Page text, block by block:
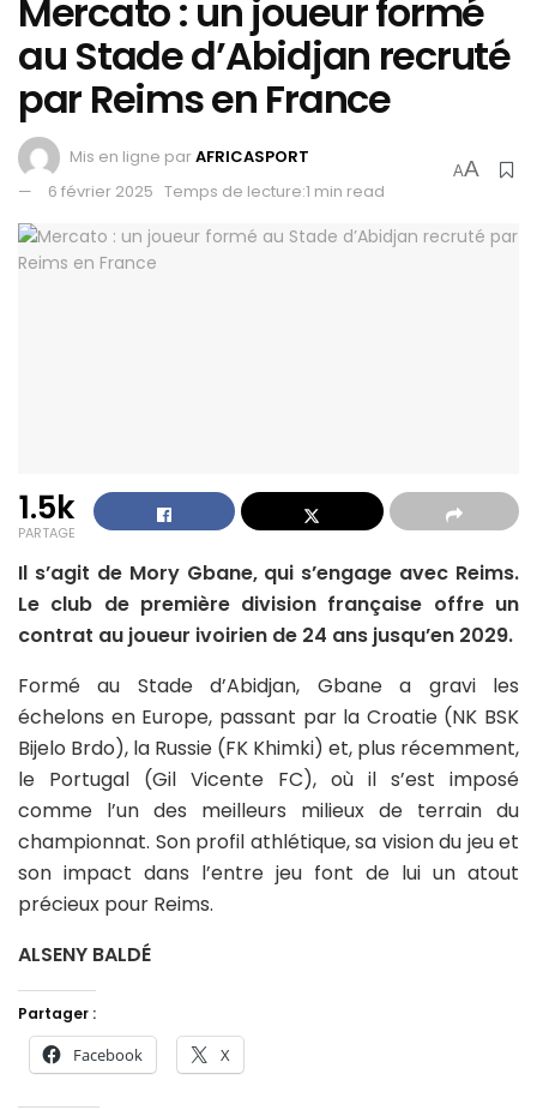
Mercato : un joueur formé
au Stade d’Abidjan recruté
par Reims en France
Mis en ligne parAFRICASPORT
6 février 2025 Temps de lecture:1 min read
AA
1.5k
PARTAGE
Il s’agit de Mory Gbane, qui s’engage avec Reims.
Le club de première division française offre un
contrat au joueur ivoirien de 24 ans jusqu’en 2029.
Formé au Stade d’Abidjan, Gbane a gravi les
échelons en Europe, passant par la Croatie (NK BSK
Bijelo Brdo), la Russie (FK Khimki) et, plus récemment,
le Portugal (Gil Vicente FC), où il s’est imposé
comme l’un des meilleurs milieux de terrain du
championnat. Son profil athlétique, sa vision du jeu et
son impact dans l’entre jeu font de lui un atout
précieux pour Reims.
ALSENY BALDÉ
Partager :
Facebook X